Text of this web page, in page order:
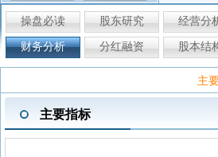
操盘必读 股东研究 经营分
财务分析 分红融资 股本结
主
主要指标